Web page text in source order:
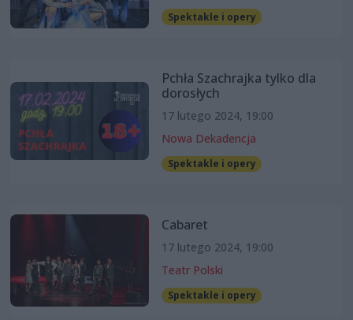
Spektakle i opery
Pchła Szachrajka tylko dla
dorosłych
17 lutego 2024, 19:00
Nowa Dekadencja
Spektakle i opery
Cabaret
17 lutego 2024, 19:00
Teatr Polski
Spektakle i opery